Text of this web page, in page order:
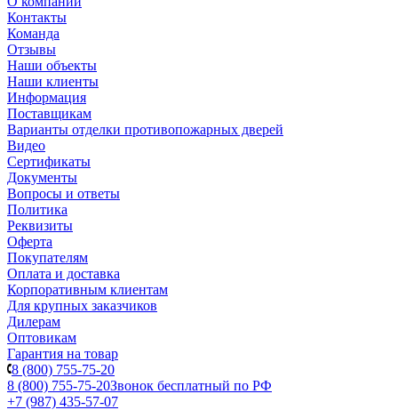
Контакты
Команда
Отзывы
Наши объекты
Наши клиенты
Информация
Поставщикам
Варианты отделки противопожарных дверей
Видео
Сертификаты
Документы
Вопросы и ответы
Политика
Реквизиты
Оферта
Покупателям
Оплата и доставка
Корпоративным клиентам
Для крупных заказчиков
Дилерам
Оптовикам
Гарантия на товар
8 (800) 755-75-20
8 (800) 755-75-20Звонок бесплатный по РФ
+7 (987) 435-57-07